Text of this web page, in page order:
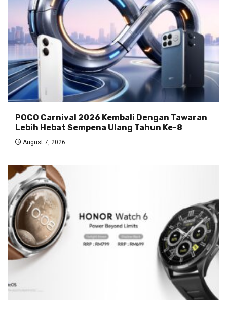
POCO Carnival 2026 Kembali Dengan Tawaran
Lebih Hebat Sempena Ulang Tahun Ke-8
August 7, 2026